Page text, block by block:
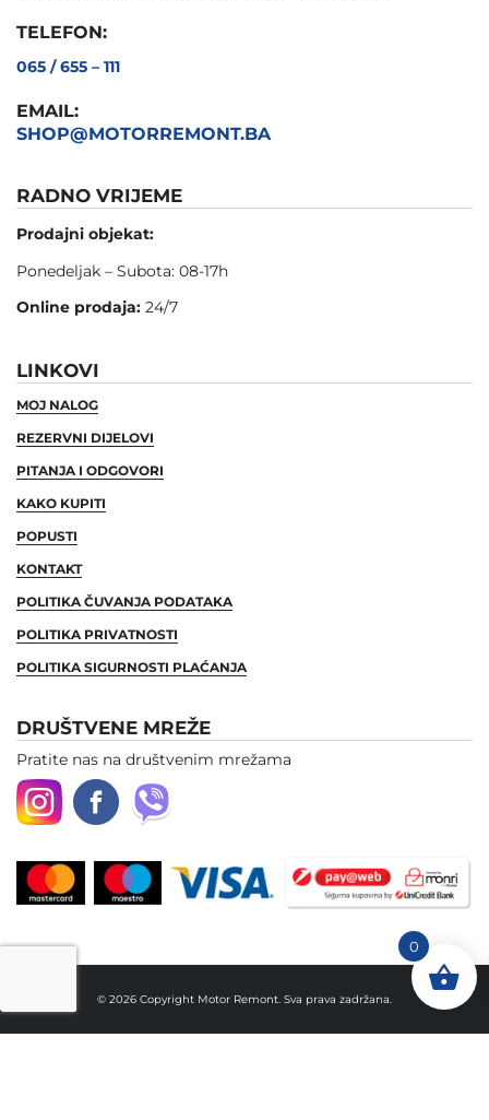
TELEFON:
065 / 655 – 111
EMAIL:
SHOP@MOTORREMONT.BA
RADNO VRIJEME
Prodajni objekat:
Ponedeljak – Subota: 08-17h
Online prodaja: 24/7
LINKOVI
MOJ NALOG
REZERVNI DIJELOVI
PITANJA I ODGOVORI
KAKO KUPITI
POPUSTI
KONTAKT
POLITIKA ČUVANJA PODATAKA
POLITIKA PRIVATNOSTI
POLITIKA SIGURNOSTI PLAĆANJA
DRUŠTVENE MREŽE
Pratite nas na društvenim mrežama
© 2026 Copyright Motor Remont. Sva prava zadržana.
0